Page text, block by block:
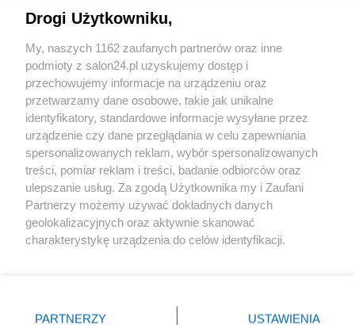
Sport
Społeczeństwo
Kultura
X Facebook Instagram Youtube
Drogi Użytkowniku,
My, naszych 1162 zaufanych partnerów oraz inne
podmioty z salon24.pl uzyskujemy dostęp i
przechowujemy informacje na urządzeniu oraz
przetwarzamy dane osobowe, takie jak unikalne
identyfikatory, standardowe informacje wysyłane przez
urządzenie czy dane przeglądania w celu zapewniania
spersonalizowanych reklam, wybór spersonalizowanych
treści, pomiar reklam i treści, badanie odbiorców oraz
ulepszanie usług. Za zgodą Użytkownika my i Zaufani
Partnerzy możemy używać dokładnych danych
geolokalizacyjnych oraz aktywnie skanować
charakterystykę urządzenia do celów identyfikacji.
zmienić/wycofać klikając przycisk ustawień prywatności
PARTNERZY USTAWIENIA